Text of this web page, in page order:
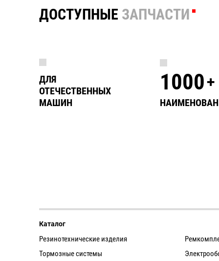
ДОСТУПНЫЕ ЗАПЧАСТИ
ДЛЯ
ОТЕЧЕСТВЕННЫХ
МАШИН
1000+
Каталог
Резинотехнические изделия
Тормозные системы